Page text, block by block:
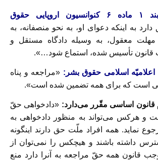
۳) قسمتی از بند ۱ ماده ۶ کنوانسیون اروپایی حقوق
به اینکه دعوای او، به نحو منصفانه، به
معقول، به وسیله دادگاه مستقل و
تأسیس شده، استماع شود…».
«مراجعه و پناه
است که برای همه تضمین شده است».
اساسی مقّرر می‌دارد: «دادخواهی حقّ
و هرکس می‌تواند به منظور دادخواهی به
نماید. همه افراد ملّت حق دارند اینگونه
داشته باشند و هیچکس را نمی‌توان از
قانون همه حقّ مراجعه به آنرا دارد منع